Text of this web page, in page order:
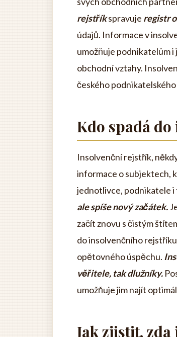
rejstříkspravuje registr
údajů. Informace v
umožňuje podnikatelům
obchodní vztahy.
českého
Kdo spadá
Insolvenční rejstřík,
informace o subjektech,
jednotlivce, podnikatele i
ale spíše nový začátek.
začít znovu s čistým
do insolvenčního
opětovného úspěchu.
věřitele, tak dlužníky.
umožňuje jim najít
Jak zjistit,